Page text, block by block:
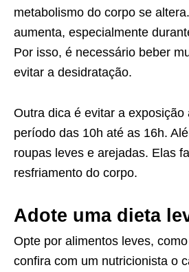
metabolismo do corpo se
aumenta, especialmente
Por isso, é necessário beber
evitar a desidratação.
Outra dica é evitar a exposição
período das 10h até as 16h.
roupas leves e arejadas. Elas
resfriamento do corpo.
Adote uma dieta
Opte por alimentos leves,
confira com um nutricionista o